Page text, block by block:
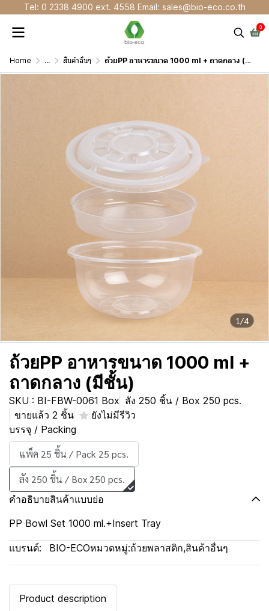
Tel: 0 2338 4900 ext. 4558 Email: sales@bio-eco.co.th
0
Home ... สินค้าอื่นๆ ถ้วยPP อาหารขนาด 1000 ml + ถาดกลาง (มีชั้น)
1/4
ถ้วยPP อาหารขนาด 1000 ml +
ถาดกลาง (มีชั้น)
SKU : BI-FBW-0061 Box ลัง 250 ชิ้น / Box 250 pcs.
ขายแล้ว 2 ชิ้น
ยังไม่มีรีวิว
บรรจุ / Packing
แพ็ค 25 ชิ้น / Pack 25 pcs.
ลัง 250 ชิ้น / Box 250 pcs.
คำอธิบายสินค้าแบบย่อ
PP Bowl Set 1000 ml.+Insert Tray
แบรนด์: BIO-ECOหมวดหมู่:ถ้วยพลาสติก,สินค้าอื่นๆ
Product description